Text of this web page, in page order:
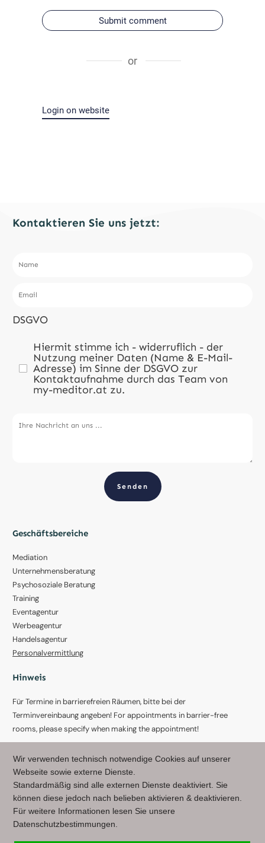
Submit comment
or
Login on website
Kontaktieren Sie uns jetzt:
DSGVO
Hiermit stimme ich - widerruflich - der
Nutzung meiner Daten (Name & E-Mail-
Adresse) im Sinne der DSGVO zur
Kontaktaufnahme durch das Team von
my-meditor.at zu.
Senden
Geschäftsbereiche
Mediation
Unternehmensberatung
Psychosoziale Beratung
Training
Eventagentur
Werbeagentur
Handelsagentur
Personalvermittlung
Hinweis
Für Termine in barrierefreien Räumen, bitte bei der
Terminvereinbaung angeben! For appointments in barrier-free
rooms, please specify when making the appointment!
AGB - Allgemeine Geschäftsbedingungen
Kontaktdaten:
Office:
Stiegengasse 11/10, 1060 Wien - Austria
Wir verwenden technisch notwendige Cookies auf unserer
Webseite sowie externe Dienste.
Standardmäßig sind alle externen Dienste deaktiviert. Sie
können diese jedoch nach belieben aktivieren & deaktivieren.
Für weitere Informationen lesen Sie unsere
Datenschutzbestimmungen.